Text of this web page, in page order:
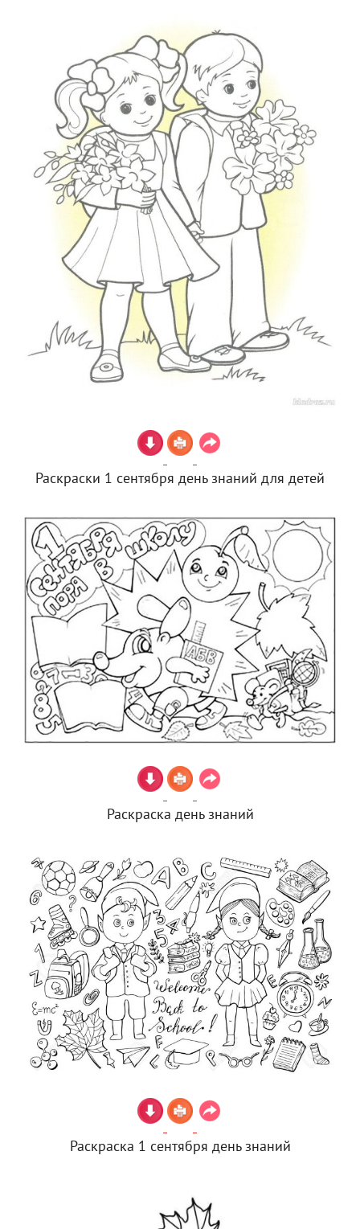
Раскраски 1 сентября день знаний для детей
Раскраска день знаний
Раскраска 1 сентября день знаний